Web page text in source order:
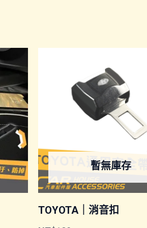
暫無庫存
TOYOTA｜消音扣